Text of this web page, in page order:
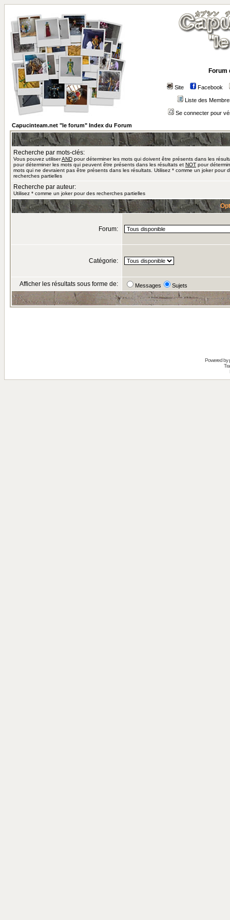
Forum
Site Facebook
Liste des
Se connecter pour
Capucinteam.net "le forum" Index du Forum
Recherche par mots-clés:
Vous pouvez utiliserAND pour déterminer les mots qui doivent être présents dans les
pour déterminer les mots qui peuvent être présents dans les résultats et NOT pour
mots qui ne devraient pas être présents dans les résultats. Utilisez * comme un joker pour
recherches partielles
Recherche par auteur:
Utilisez * comme un joker pour des recherches partielles
Forum:
Catégorie:
Afficher les résultats sous forme de: Messages Sujets
Powered by